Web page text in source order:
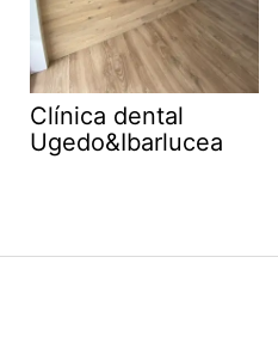
Clínica dental
Ugedo&Ibarlucea